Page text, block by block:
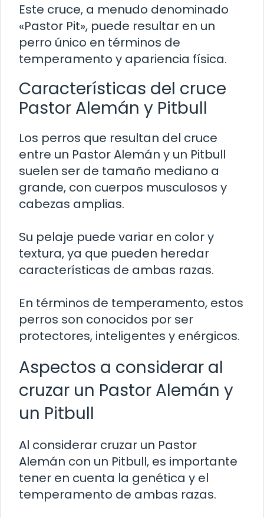
Este cruce, a menudo denominado
«Pastor Pit», puede resultar en un
perro único en términos de
temperamento y apariencia física.
Características del cruce
Pastor Alemán y Pitbull
Los perros que resultan del cruce
entre un Pastor Alemán y un Pitbull
suelen ser de tamaño mediano a
grande, con cuerpos musculosos y
cabezas amplias.
Su pelaje puede variar en color y
textura, ya que pueden heredar
características de ambas razas.
En términos de temperamento, estos
perros son conocidos por ser
protectores, inteligentes y enérgicos.
Aspectos a considerar al
cruzar un Pastor Alemán y
un Pitbull
Al considerar cruzar un Pastor
Alemán con un Pitbull, es importante
tener en cuenta la genética y el
temperamento de ambas razas.